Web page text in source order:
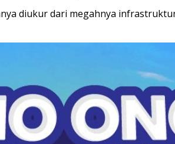
diukur dari megahnya